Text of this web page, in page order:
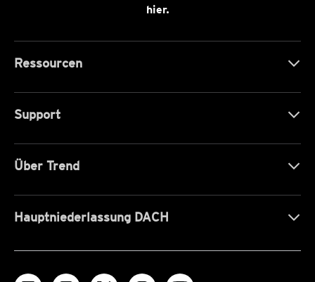
hier.
Ressourcen
Support
Über Trend
Hauptniederlassung DACH